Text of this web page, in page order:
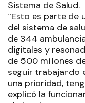
Sistema de Salud.
“Esto es parte de
del sistema de
de 344
digitales y
de 500 millones
seguir trabajando
una prioridad,
explicó la